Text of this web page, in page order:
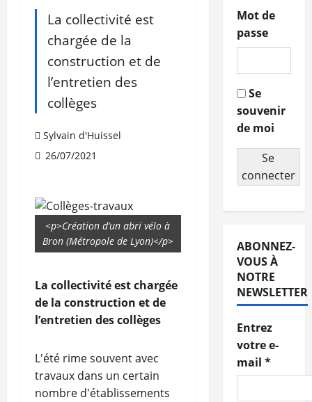
La collectivité est
chargée de la
construction et de
l’entretien des
collèges
Sylvain d'Huissel
26/07/2021
<p>Création d’un abri vélo à
Bron (Métropole de Lyon)</p>
La collectivité est chargée
de la construction et de
l’entretien des collèges
L'été rime souvent avec
travaux dans un certain
nombre d'établissements
Mot de
passe
Se
souvenir
de moi
Se
connecter
ABONNEZ-
VOUS À
NOTRE
NEWSLETTER
Entrez
votre e-
mail *